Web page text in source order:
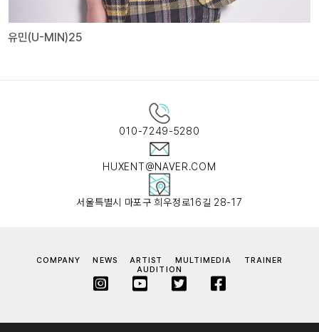
유민(U-MIN)25
010-7249-5280
HUXENT@NAVER.COM
서울특별시 마포구 희우정로16길 28-17
COMPANY NEWS ARTIST MULTIMEDIA
TRAINER
AUDITION